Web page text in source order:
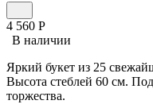
4 560 Р
В наличии
Яркий букет из 25
Высота стеблей 60 см.
торжества.